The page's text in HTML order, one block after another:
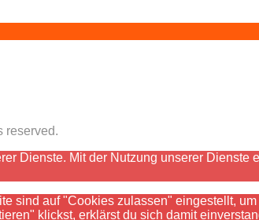
reserved.
Dienste. Mit der Nutzung unserer
sind auf "Cookies zulassen" eingestellt,
klickst, erklärst du sich damit